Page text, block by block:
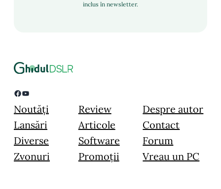
inclus în newsletter.
Facebook YouTube
Noutăți
Lansări
Diverse
Zvonuri
Review
Articole
Software
Promoții
Despre autor
Contact
Forum
Vreau un PC